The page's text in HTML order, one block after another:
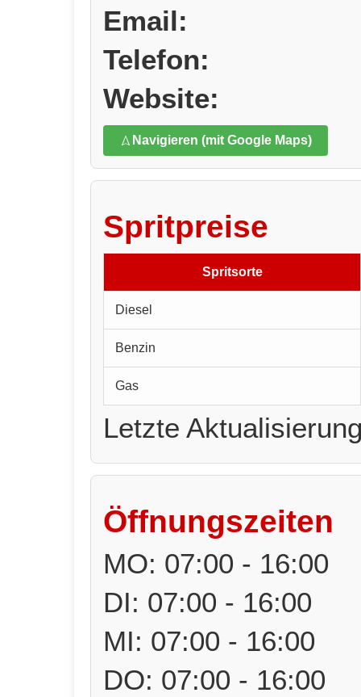
Email:
Telefon:
Website:
Navigieren (mit Google Maps)
Spritpreise
Spritsorte
Diesel
Benzin
Gas
Letzte
Öffnungszeiten
MO: 07:00 - 16:00
DI: 07:00 - 16:00
MI: 07:00 - 16:00
DO: 07:00 - 16:00